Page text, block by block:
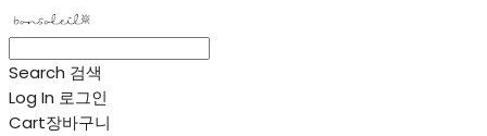
Search 검색
Log In 로그인
Cart장바구니